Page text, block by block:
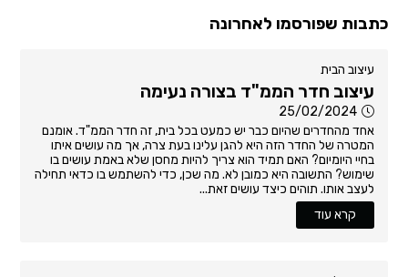
כתבות שפורסמו לאחרונה
עיצוב הבית
עיצוב חדר הממ"ד בצורה נעימה
25/02/2024
אחד מהחדרים שהיום כבר יש כמעט בכל בית, זה חדר הממ"ד. אומנם
המטרה של החדר הזה היא להגן עלינו בעת צרה, אך מה עושים איתו
בחיי היומיום? האם תמיד הוא צריך להיות מחסן שלא באמת עושים בו
שימוש? התשובה היא כמובן לא. מה שכן, כדי להשתמש בו כדאי תחילה
לעצב אותו. תוהים כיצד עושים זאת...
קרא עוד